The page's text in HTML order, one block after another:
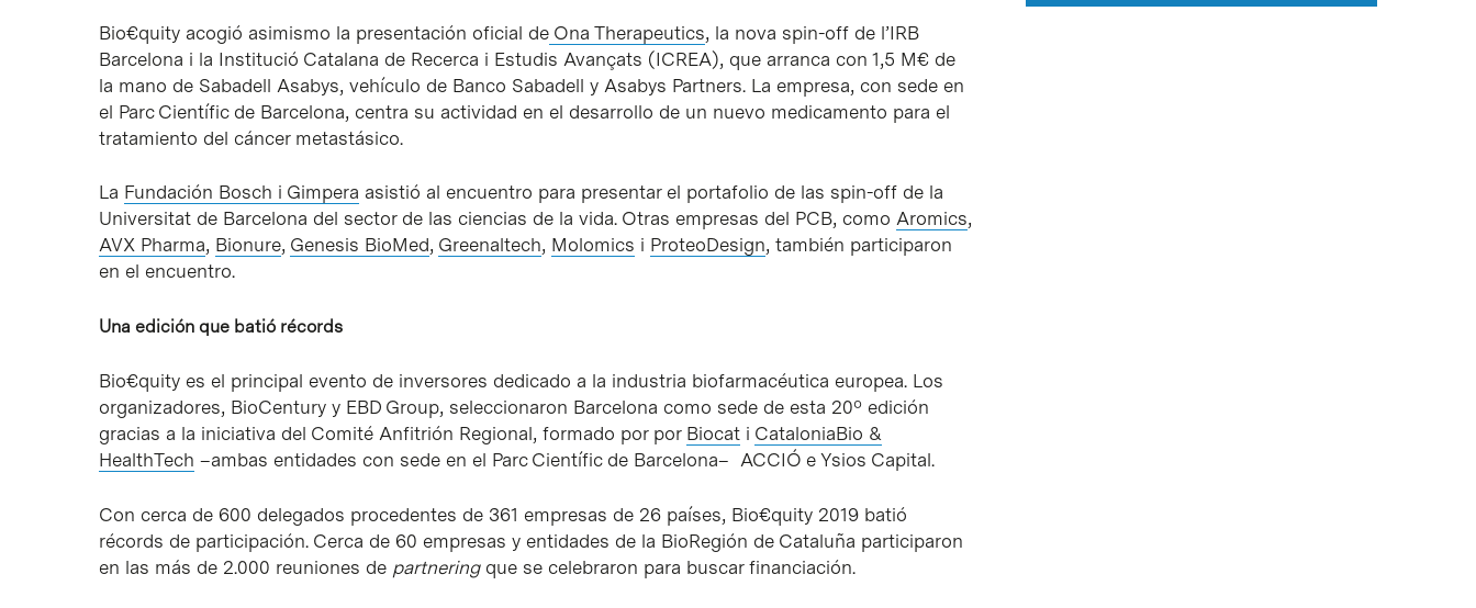
Bio€quity acogió asimismo la presentación oficial de Ona Therapeutics, la nova spin-off de l’IRB
Barcelona i la Institució Catalana de Recerca i Estudis Avançats (ICREA), que arranca con 1,5 M€ de
la mano de Sabadell Asabys, vehículo de Banco Sabadell y Asabys Partners. La empresa, con sede en
el Parc Científic de Barcelona, centra su actividad en el desarrollo de un nuevo medicamento para el
tratamiento del cáncer metastásico.
La Fundación Bosch i Gimpera asistió al encuentro para presentar el portafolio de las spin-off de la
Universitat de Barcelona del sector de las ciencias de la vida. Otras empresas del PCB, como Aromics,
AVX Pharma, Bionure, Genesis BioMed, Greenaltech, Molomics i ProteoDesign, también participaron
en el encuentro.
Una edición que batió récords
Bio€quity es el principal evento de inversores dedicado a la industria biofarmacéutica europea. Los
organizadores, BioCentury y EBD Group, seleccionaron Barcelona como sede de esta 20º edición
gracias a la iniciativa del Comité Anfitrión Regional, formado por por Biocat i CataloniaBio &
HealthTech –ambas entidades con sede en el Parc Científic de Barcelona– ACCIÓ e Ysios Capital.
Con cerca de 600 delegados procedentes de 361 empresas de 26 países, Bio€quity 2019 batió
récords de participación. Cerca de 60 empresas y entidades de la BioRegión de Cataluña participaron
en las más de 2.000 reuniones de partnering que se celebraron para buscar financiación.